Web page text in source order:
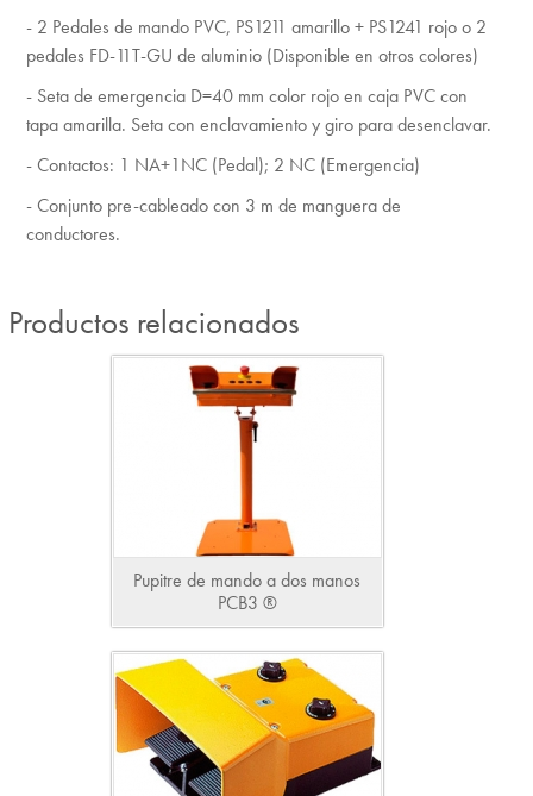
- 2 Pedales de mando PVC, PS1211 amarillo + PS1241 rojo o 2
pedales FD-11T-GU de aluminio (Disponible en otros colores)
- Seta de emergencia D=40 mm color rojo en caja PVC con
tapa amarilla. Seta con enclavamiento y giro para desenclavar.
- Contactos: 1 NA+1NC (Pedal); 2 NC (Emergencia)
- Conjunto pre-cableado con 3 m de manguera de
conductores.
Productos relacionados
Pupitre de mando a dos manos
PCB3 ®